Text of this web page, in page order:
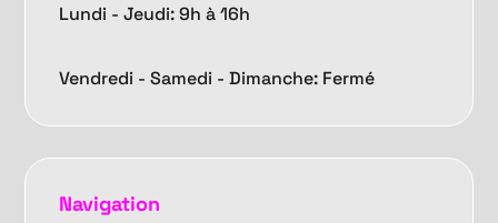
Lundi - Jeudi: 9h à 16h
Vendredi -Samedi - Dimanche: Fermé
Navigation